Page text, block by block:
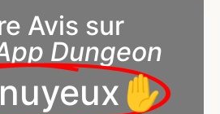
Avis sur
Dungeon